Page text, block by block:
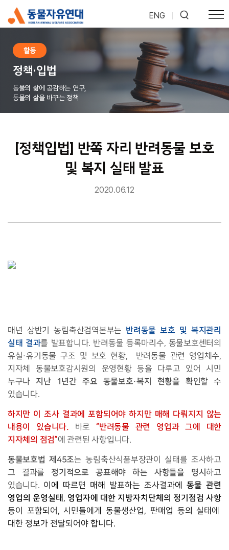
ENG
활동
정책·입법
동물의 삶에 공감하는 연구,
동물의 삶을 바꾸는 정책
[정책입법] 반쪽 자리 반려동물 보호
및 복지 실태 발표
2020.06.12
매년 상반기 농림축산검역본부는 반려동물 보호 및 복지관리
실태 결과를 발표합니다. 반려동물 등록마리수, 동물보호센터의
유실·유기동물 구조 및 보호 현황, 반려동물 관련 영업체수,
지자체 동물보호감시원의 운영현황 등을 다루고 있어 시민
누구나 지난 1년간 주요 동물보호·복지 현황을 확인할 수
있습니다.
하지만 이 조사 결과에 포함되어야 하지만 매해 다뤄지지 않는
내용이 있습니다.
바로“반려동물 관련 영업과 그에 대한
지자체의 점검”에 관련된 사항입니다.
동물보호법 제45조는 농림축산식품부장관이 실태를 조사하고
그 결과를 정기적으로 공표해야 하는 사항들을 명시하고
있습니다. 이에 따르면 매해 발표하는 조사결과에동물 관련
영업의 운영실태 , 영업자에 대한 지방자치단체의 정기점검 사항
등이 포함되어, 시민들에게 동물생산업, 판매업 등의 실태에
대한 정보가 전달되어야 합니다.